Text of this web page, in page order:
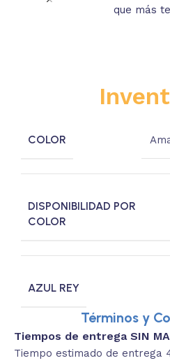
que más
COLOR
DISPONIBILIDAD POR
COLOR
AZUL REY
Términos y
Tiempos de entrega SIN
Tiempo estimado de entrega